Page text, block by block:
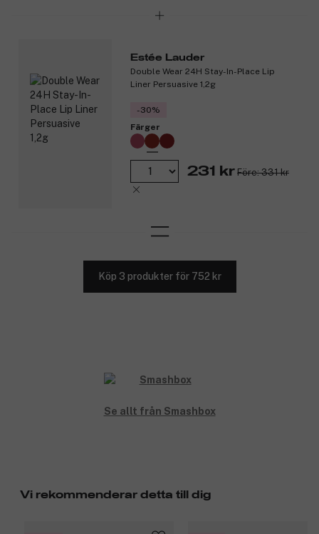
Estée Lauder
Double Wear 24H Stay-In-Place Lip
Liner Persuasive 1,2g
-30%
Färger
231 kr Före: 331 kr
Köp 3 produkter för 752 kr
Se allt från Smashbox
Vi rekommenderar detta till dig